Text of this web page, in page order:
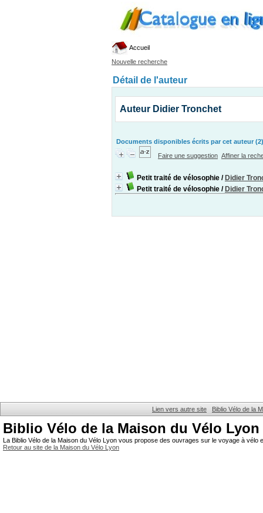
Accueil
Nouvelle recherche
Détail de l'auteur
Auteur Didier Tronchet
Documents disponibles écrits par cet auteur (2)
Faire une suggestion Affiner la
Petit traité de vélosophie / Didier
Petit traité de vélosophie / Didier
Lien vers autre site Biblio Vélo de la
Biblio Vélo de la Maison du Vélo Lyon
La Biblio Vélo de la Maison du Vélo Lyon vous propose des ouvrages sur le voyage à
Retour au site de la Maison du Vélo Lyon